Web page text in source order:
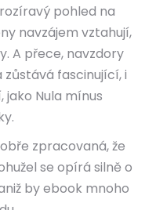
pohled na
navzájem vztahují,
A přece, navzdory
fascinující, i
Nula mínus
zpracovaná, že
se opírá silně o
by ebook mnoho